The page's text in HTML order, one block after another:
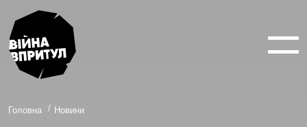
ВІЙНА У 360°
ВІЙНА В 3D
ПРО ПРОЕКТ
Головна Новини